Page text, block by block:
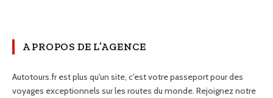
A PROPOS DE L’AGENCE
Autotours.fr est plus qu'un site, c'est votre passeport pour des
voyages exceptionnels sur les routes du monde. Rejoignez notre